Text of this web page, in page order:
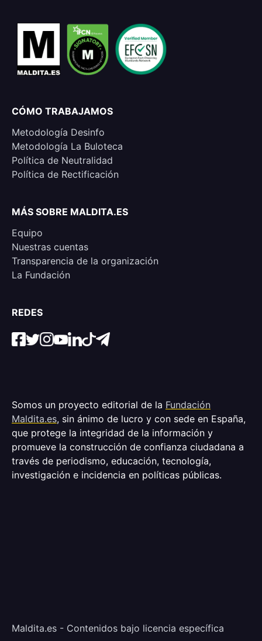
CÓMO TRABAJAMOS
Metodología Desinfo
Metodología La Buloteca
Política de Neutralidad
Política de Rectificación
MÁS SOBRE MALDITA.ES
Equipo
Nuestras cuentas
Transparencia de la organización
La Fundación
REDES
Somos un proyecto editorial de la Fundación
Maldita.es, sin ánimo de lucro y con sede en España,
que protege la integridad de la información y
promueve la construcción de confianza ciudadana a
través de periodismo, educación, tecnología,
investigación e incidencia en políticas públicas.
Maldita.es - Contenidos bajo licencia específica